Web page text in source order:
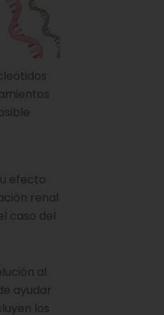
efecto
renal
caso del
al
ayudar
los